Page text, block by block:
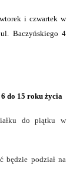
i czwartek w
Baczyńskiego 4
6 do 15 roku życia
do piątku w
będzie podział na